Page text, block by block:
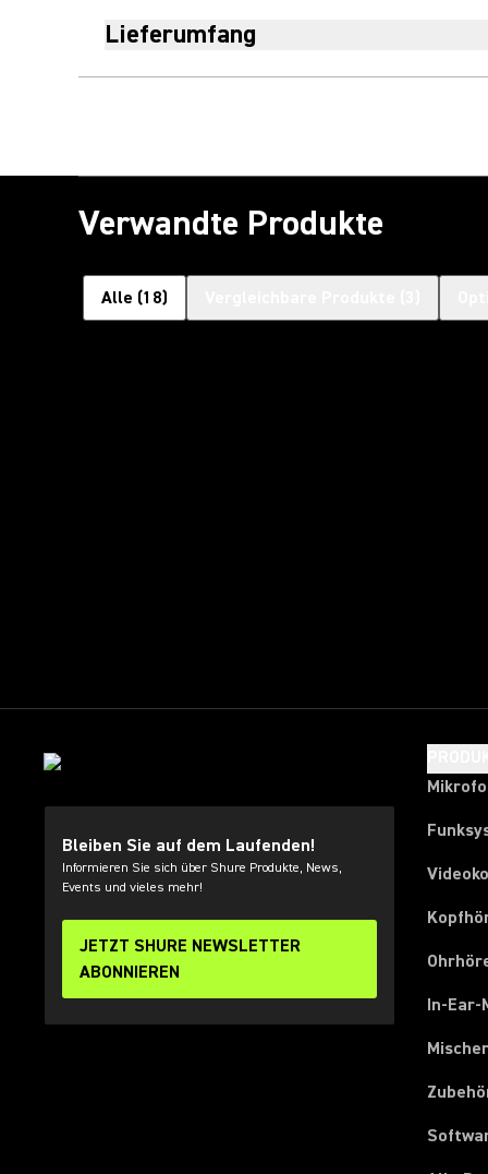
Lieferumfang
Verwandte Produkte
Alle (18)
Bleiben Sie auf dem Laufenden!
Informieren Sie sich über Shure Produkte, News,
Events und vieles mehr!
JETZT SHURE NEWSLETTER
ABONNIEREN
In-Ear-